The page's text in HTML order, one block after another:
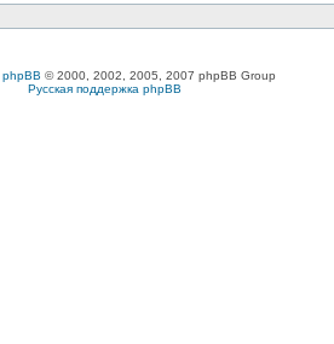
phpBB © 2000, 2002, 2005, 2007 phpBB Group
Русская поддержка phpBB